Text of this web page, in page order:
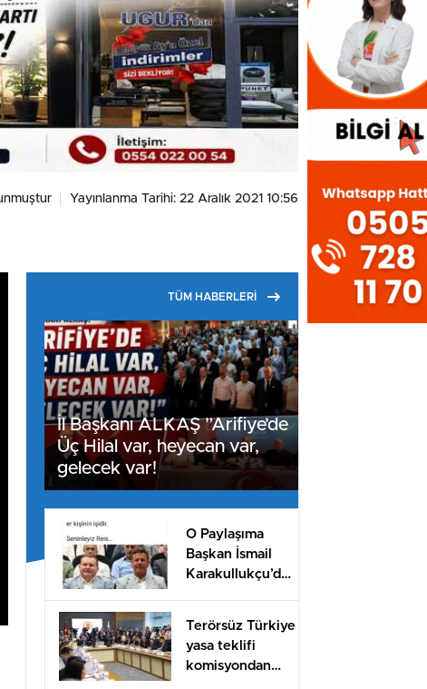
Yayınlanma Tarihi: 22 Aralık 2021 10:56
TÜM HABERLERİ
İl Başkanı ALKAŞ ”Arifiye’de
Üç Hilal var, heyecan var,
gelecek var!
O Paylaşıma
Başkan İsmail
Karakullukçu’dan
Terörsüz Türkiye
yasa teklifi
komisyondan